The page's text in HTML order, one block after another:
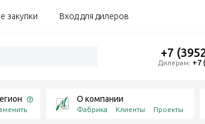
закупки Вход для дилеров
+7
Дилерам: +7
О компании
Фабрика Клиенты Проекты